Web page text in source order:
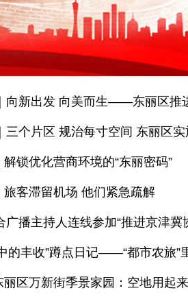
三个片区 规治每寸空间 东丽区
解锁优化营商环境的“东丽密码”
旅客滞留机场 他们紧急疏解
的丰收”蹲点日记——“都市农旅”
区万新街季景家园：空地用起